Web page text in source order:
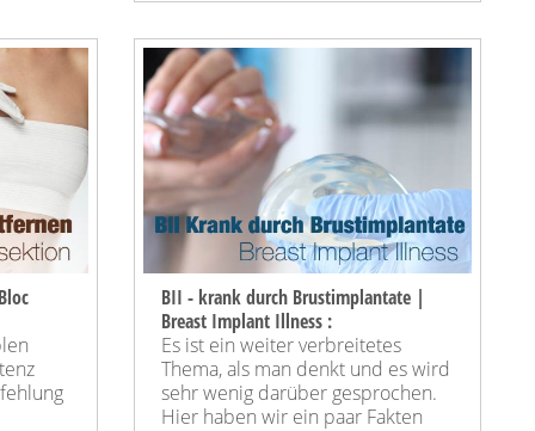
BII - krank durch Brustimplantate |
Breast Implant Illness :
Es ist ein weiter verbreitetes
Thema, als man denkt und es wird
sehr wenig darüber gesprochen.
Hier haben wir ein paar Fakten